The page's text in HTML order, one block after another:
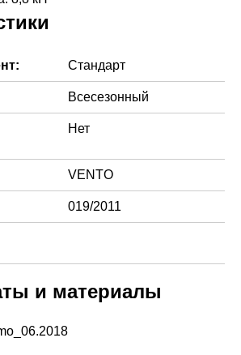
Стандарт
Всесезонный
Нет
VENTO
019/2011
и материалы